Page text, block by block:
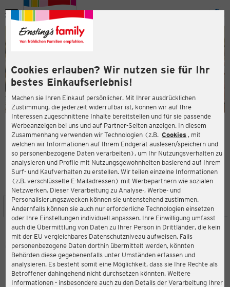
Cookies erlauben? Wir nutzen sie für Ihr
bestes Einkaufserlebnis!
Machen sie Ihren Einkauf persönlicher. Mit Ihrer ausdrücklichen
Zustimmung, die jederzeit widerrufbar ist, können wir auf Ihre
Interessen zugeschnittene Inhalte bereitstellen und für sie passende
Werbeanzeigen bei uns und auf Partner-Seiten anzeigen. In diesem
Zusammenhang verwenden wir Technologien (z.B. Cookies , mit
welchen wir Informationen auf Ihrem Endgerät auslesen/speichern und
so personenbezogene Daten verarbeiten), um Ihr Nutzungsverhalten zu
analysieren und Profile mit Nutzungsgewohnheiten basierend auf Ihrem
Surf- und Kaufverhalten zu erstellen. Wir teilen einzelne Informationen
(z.B. verschlüsselte E-Mailadressen) mit Werbepartnern wie sozialen
Netzwerken. Dieser Verarbeitung zu Analyse-, Werbe- und
Personalisierungszwecken können sie untenstehend zustimmen.
Andernfalls können sie auch nur erforderliche Technologien einsetzen
oder Ihre Einstellungen individuell anpassen. Ihre Einwilligung umfasst
auch die Übermittlung von Daten zu Ihrer Person in Drittländer, die kein
mit der EU vergleichbares Datenschutzniveau aufweisen. Falls
personenbezogene Daten dorthin übermittelt werden, könnten
Behörden diese gegebenenfalls unter Umständen erfassen und
analysieren. Es besteht somit eine Möglichkeit, dass sie Ihre Rechte als
Betroffener dahingehend nicht durchsetzen könnten. Weitere
Informationen - insbesondere auch zu den Details der Verarbeitung Ihrer
Menü
ERNSTING'S FAMILY FILIALE
Haagweg 11
74613 Öhringen
4,5
Bewertung:
STANDORT SERVICES SORTIMENT AKTIONEN
Ernsting's family
Haagweg 11, 74613 Öhringen